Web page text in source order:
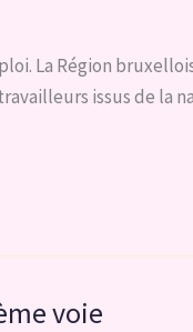
La Région
issus de la
voie